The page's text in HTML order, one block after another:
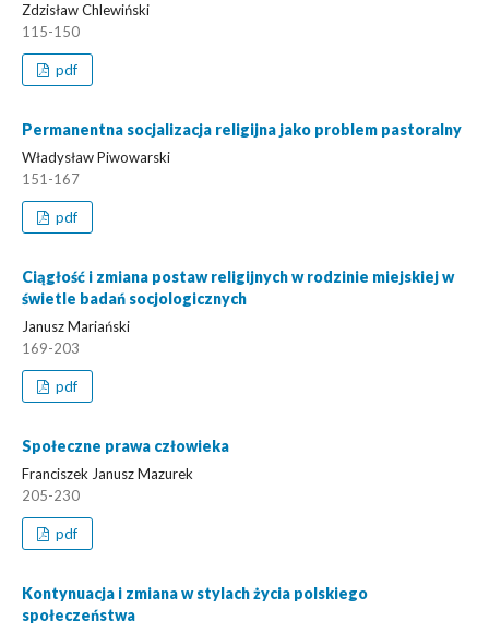
Zdzisław Chlewiński
115-150
pdf
Permanentna socjalizacja religijna jako problem pastoralny
Władysław Piwowarski
151-167
pdf
Ciągłość i zmiana postaw religijnych w rodzinie miejskiej w
świetle badań socjologicznych
Janusz Mariański
169-203
pdf
Społeczne prawa człowieka
Franciszek Janusz Mazurek
205-230
pdf
Kontynuacja i zmiana w stylach życia polskiego
społeczeństwa